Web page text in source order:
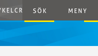
E-CYCLING
SÖK MENY